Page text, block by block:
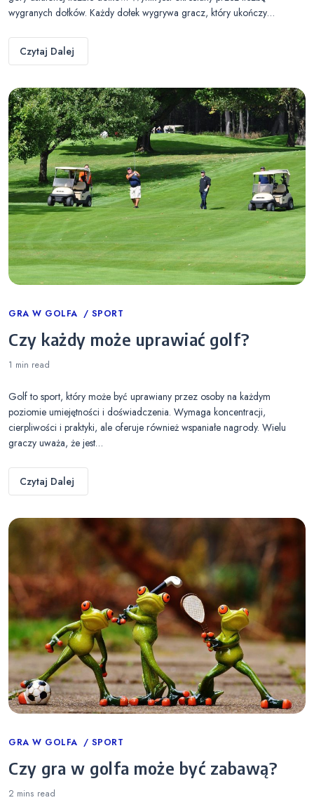
wygranych dołków. Każdy dołek wygrywa gracz, który ukończy…
Czytaj Dalej
Categories
GRA W GOLFA SPORT
Czy każdy może uprawiać golf?
1 min read
Golf to sport, który może być uprawiany przez osoby na każdym
poziomie umiejętności i doświadczenia. Wymaga koncentracji,
cierpliwości i praktyki, ale oferuje również wspaniałe nagrody. Wielu
graczy uważa, że jest…
Czytaj Dalej
Categories
GRA W GOLFA SPORT
Czy gra w golfa może być zabawą?
2 mins read